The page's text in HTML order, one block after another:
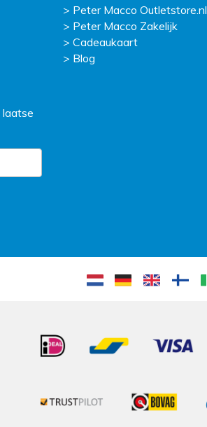
Peter Macco Outletstore.nl
Peter Macco Zakelijk
Cadeaukaart
Blog